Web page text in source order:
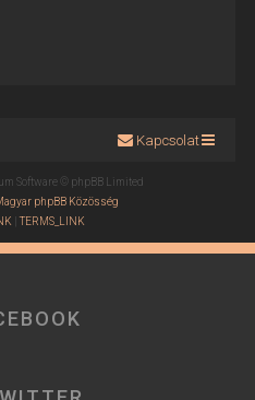
Kapcsolat
Software © phpBB Limited
phpBB Közösség
|TERMS_LINK